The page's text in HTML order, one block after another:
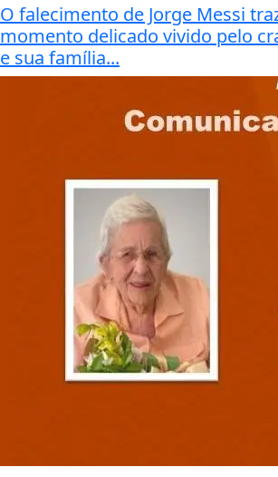
O falecimento de Jorge Messi
momento delicado vivido pelo
e sua família...